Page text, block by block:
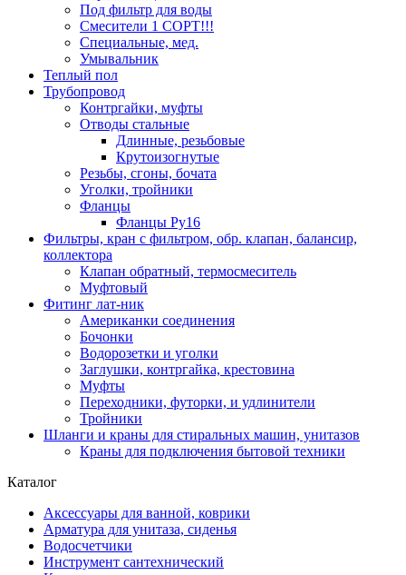
Под фильтр для воды
Смесители 1 СОРТ!!!
Специальные, мед.
Умывальник
Теплый пол
Трубопровод
Контргайки, муфты
Отводы стальные
Длинные, резьбовые
Крутоизогнутые
Резьбы, сгоны, бочата
Уголки, тройники
Фланцы
Фланцы Ру16
Фильтры, кран с фильтром, обр. клапан, балансир,
коллектора
Клапан обратный, термосмеситель
Муфтовый
Фитинг лат-ник
Американки соединения
Бочонки
Водорозетки и уголки
Заглушки, контргайка, крестовина
Муфты
Переходники, футорки, и удлинители
Тройники
Шланги и краны для стиральных машин, унитазов
Краны для подключения бытовой техники
Каталог
Аксессуары для ванной, коврики
Арматура для унитаза, сиденья
Водосчетчики
Инструмент сантехнический